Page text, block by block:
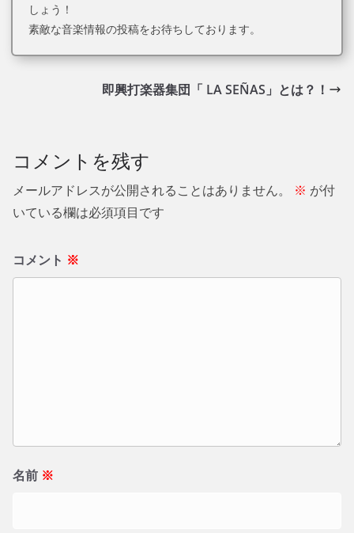
しょう！
素敵な音楽情報の投稿をお待ちしております。
即興打楽器集団「 LA SEÑAS」とは？！
コメントを残す
メールアドレスが公開されることはありません。 ※ が付
いている欄は必須項目です
コメント ※
名前 ※